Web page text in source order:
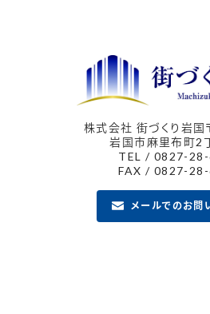
株式会社 街づくり岩国
岩国市麻里布町2
TEL / 0827-
FAX / 0827-28-
メールでのお問